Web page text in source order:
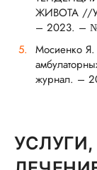
ЖИВОТА //
– 2023. –
Мосиенко
журнал. –